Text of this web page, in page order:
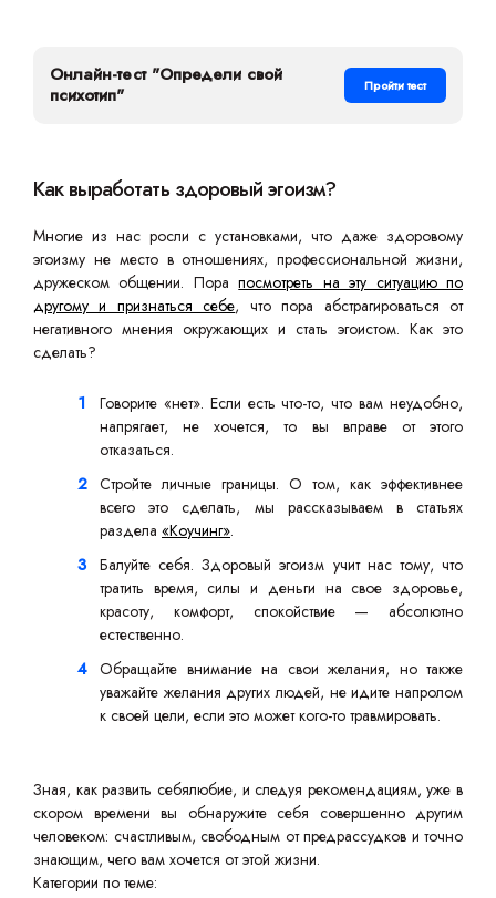
Онлайн-тест "Определи свой
психотип"
Пройти тест
Как выработать здоровый эгоизм?
Многие из нас росли с установками, что даже здоровому
эгоизму не место в отношениях, профессиональной жизни,
дружеском общении. Порапосмотреть на эту ситуацию по
другому и признаться себе, что пора абстрагироваться от
негативного мнения окружающих и стать эгоистом. Как это
сделать?
Говорите «нет». Если есть что-то, что вам неудобно,
напрягает, не хочется, то вы вправе от этого
отказаться.
Стройте личные границы. О том, как эффективнее
всего это сделать, мы рассказываем в статьях
раздела «Коучинг».
Балуйте себя. Здоровый эгоизм учит нас тому, что
тратить время, силы и деньги на свое здоровье,
красоту, комфорт, спокойствие — абсолютно
естественно.
Обращайте внимание на свои желания, но также
уважайте желания других людей, не идите напролом
к своей цели, если это может кого-то травмировать.
Зная, как развить себялюбие, и следуя рекомендациям, уже в
скором времени вы обнаружите себя совершенно другим
человеком: счастливым, свободным от предрассудков и точно
знающим, чего вам хочется от этой жизни.
Категории по теме: